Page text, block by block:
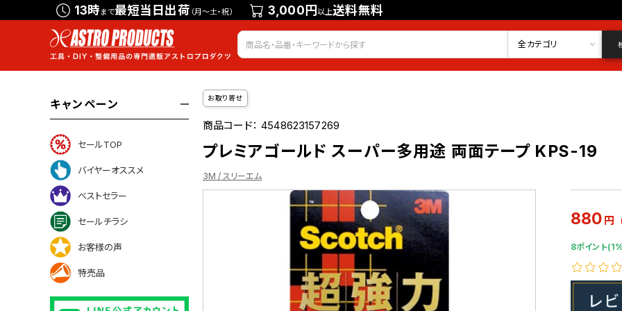
13時まで最短当日出荷 （月～土・祝） 3,000円以上送料無料
会員登録 ログイン
お気に入り
全カテゴリ
キャンペーン
セールTOP
バイヤーオススメ
ベストセラー
セールチラシ
お客様の声
特売品
お取り寄せ
商品コード：4548623157269
プレミアゴールド スーパー多用途 両面テープ KPS-19
3M / スリーエム
880 円
8ポイント